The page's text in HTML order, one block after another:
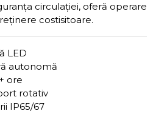
circulației, oferă operare
costisitoare.
LED
autonomă
ore
rotativ
IP65/67